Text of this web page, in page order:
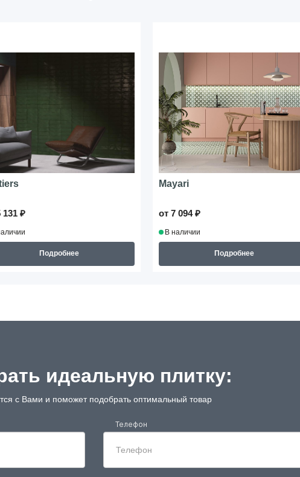
131 ₽
Подробнее
Mayari
от 7 094 ₽
В наличии
Подробнее
идеальную плитку:
с Вами и поможет подобрать оптимальный товар
Телефон